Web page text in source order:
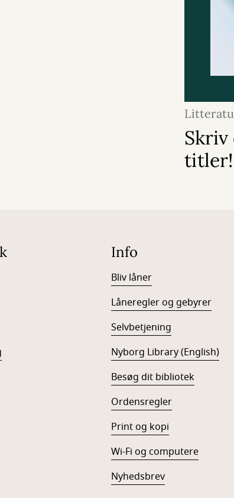
titler!
Info
Bliv låner
Låneregler og gebyrer
Selvbetjening
Nyborg Library (English)
Besøg dit bibliotek
Ordensregler
Print og kopi
Wi-Fi og computere
Nyhedsbrev